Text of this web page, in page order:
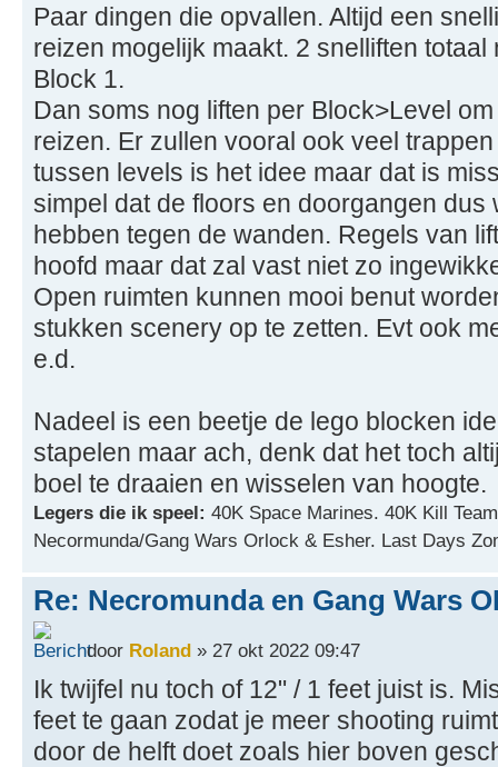
Paar dingen die opvallen. Altijd een
reizen mogelijk maakt. 2 snelliften
Block 1.
Dan soms nog liften per Block>Level
reizen. Er zullen vooral ook veel
tussen levels is het idee maar dat is
simpel dat de floors en doorgangen dus
hebben tegen de wanden. Regels van
hoofd maar dat zal vast niet zo
Open ruimten kunnen mooi benut
stukken scenery op te zetten. Evt ook
e.d.
Nadeel is een beetje de lego blocken
stapelen maar ach, denk dat het toch
boel te draaien en wisselen van hoogte.
Legers die ik speel: 40K Space Marines. 40K Kill
Necormunda/Gang Wars Orlock & Esher. Last Days
Re: Necromunda en Gang Wars
door Roland » 27 okt 2022 09:47
Ik twijfel nu toch of 12" / 1 feet juist is.
feet te gaan zodat je meer shooting
door de helft doet zoals hier boven